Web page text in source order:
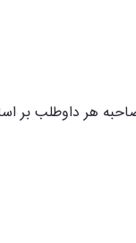
هر داوطلب بر